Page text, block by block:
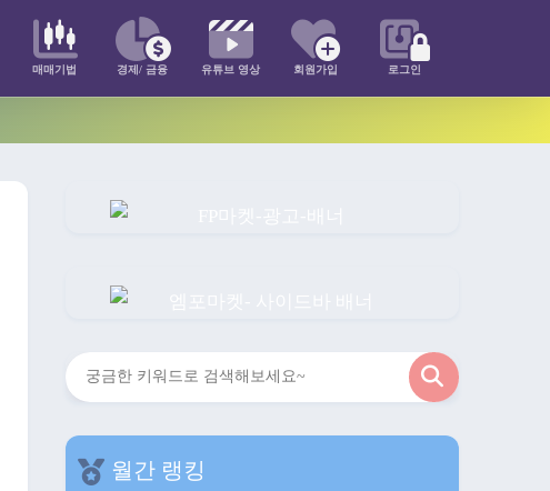
매매기법 경제/ 금융 유튜브 영상 회원가입 로그인
검
월간 랭킹